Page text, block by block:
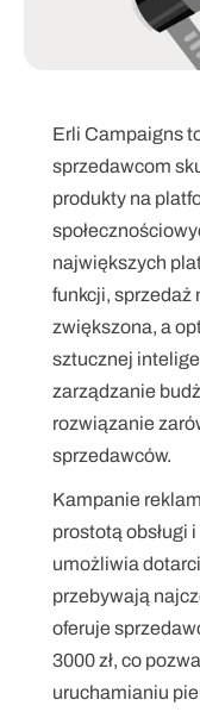
Erli Campaigns
sprzedawcom
produkty na
największych
funkcji, sprzedaż
zwiększona, a
sztucznej
zarządzanie
rozwiązanie
sprzedawców.
Kampanie
prostotą obsługi
umożliwia
przebywają
oferuje
3000 zł, co
uruchamianiu